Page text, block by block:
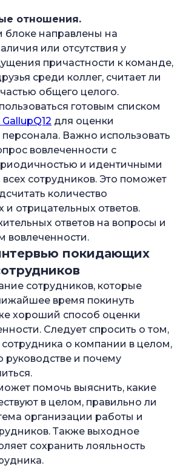
отношения.
блоке направлены на
или отсутствия у
причастности к команде,
среди коллег, считает ли
общего целого.
готовым списком
GallupQ12 для оценки
Важно использовать
вовлеченности с
и идентичными
сотрудников. Это поможет
количество
отрицательных ответов.
ответов на вопросы и
вовлеченности.
покидающих
сотрудников, которые
время покинуть
хороший способ оценки
Следует спросить о том,
о компании в целом,
руководстве и почему
помочь выяснить, какие
в целом, правильно ли
организации работы и
Также выходное
сохранить лояльность